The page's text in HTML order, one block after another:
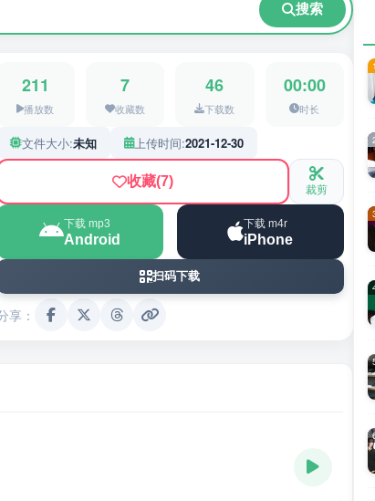
搜索
211
播放数
7
收藏数
46
下载数
00:00
时长
文件大小:未知 上传时间:2021-12-30
收藏(7) 裁剪
下载 mp3
Android
下载 m4r
iPhone
扫码下载
享：
1